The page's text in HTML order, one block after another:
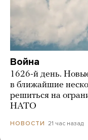
Война
1626-й день.
в ближайшие
решиться на
НАТО
НОВОСТИ 21 час назад